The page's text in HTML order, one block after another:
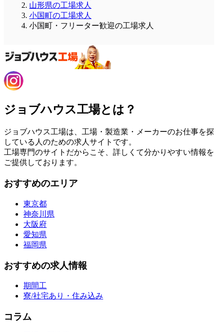
山形県の工場求人
小国町の工場求人
小国町・フリーター歓迎の工場求人
ジョブハウス工場とは？
ジョブハウス工場は、工場・製造業・メーカーのお仕事を探
している人のための求人サイトです。
工場専門のサイトだからこそ、詳しくて分かりやすい情報を
ご提供しております。
おすすめのエリア
東京都
神奈川県
大阪府
愛知県
福岡県
おすすめの求人情報
期間工
寮/社宅あり・住み込み
コラム